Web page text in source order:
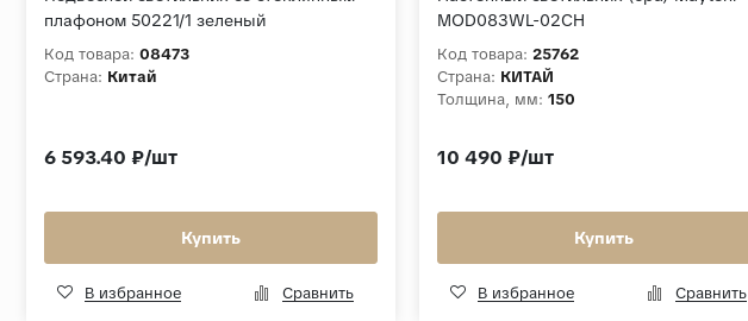
плафоном 50221/1 зеленый
Код товара: 08473
Страна: Китай
6 593.40 ₽/шт
Купить
В избранное Сравнить
MOD083WL-02CH
Код товара: 25762
Страна: КИТАЙ
Толщина, мм: 150
10 490 ₽/шт
Купить
В избранное Сравнить